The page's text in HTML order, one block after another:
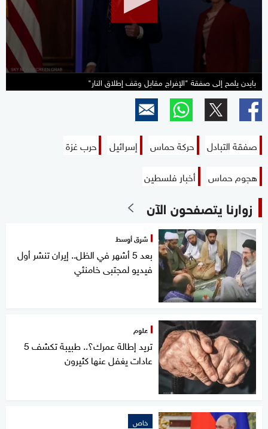
seconds
بايدن يلمح إلى صفقة "الإفراج مقابل وقف إطلاق النار"
صفقة التبادل حركة حماس إسرائيل
حرب غزة
هجوم حماس
أخبار فلسطين
زوارنا يتصفحون الآن
شرق أوسط
بعد 5 أشهر في الظل.. إيران تنشر أول
فيديو لمجتبى خامنئي
علوم
تريد إطالة عمرك؟.. طبيبة تكشف 5
عادات يغفل عنها كثيرون
خاص